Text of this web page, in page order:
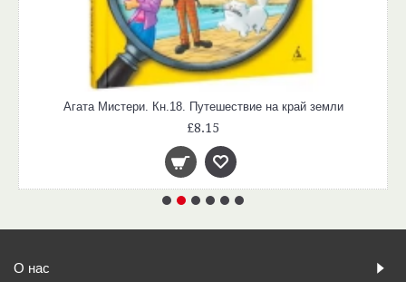
Агата Мистери. Кн.18. Путешествие на край земли
£8.15
О нас